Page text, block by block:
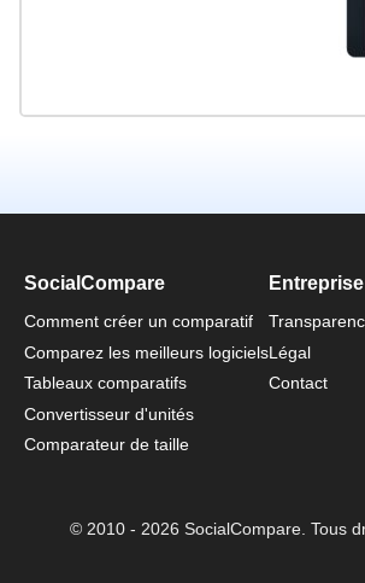
SocialCompare
Comment créer un comparatif
Comparez les meilleurs logiciels
Tableaux comparatifs
Convertisseur d'unités
Comparateur de taille
Entreprise
Légal
Contact
© 2010 - 2026 SocialCompare. Tous